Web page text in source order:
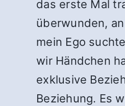
das erste Mal
überwunden,
mein Ego
wir Händchen
exklusive
Beziehung. Es